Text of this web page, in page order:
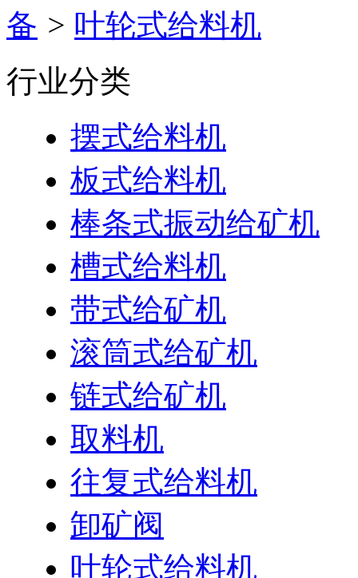
备 > 叶轮式给料机
行业分类
摆式给料机
板式给料机
棒条式振动给矿机
槽式给料机
带式给矿机
滚筒式给矿机
链式给矿机
取料机
往复式给料机
卸矿阀
叶轮式给料机